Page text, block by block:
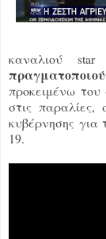
καναλιού star
προκειμένω
στις
κυβέρνησης για
19.